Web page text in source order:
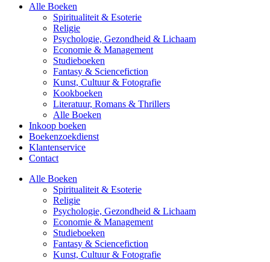
Alle Boeken
Spiritualiteit & Esoterie
Religie
Psychologie, Gezondheid & Lichaam
Economie & Management
Studieboeken
Fantasy & Sciencefiction
Kunst, Cultuur & Fotografie
Kookboeken
Literatuur, Romans & Thrillers
Alle Boeken
Inkoop boeken
Boekenzoekdienst
Klantenservice
Contact
Alle Boeken
Spiritualiteit & Esoterie
Religie
Psychologie, Gezondheid & Lichaam
Economie & Management
Studieboeken
Fantasy & Sciencefiction
Kunst, Cultuur & Fotografie